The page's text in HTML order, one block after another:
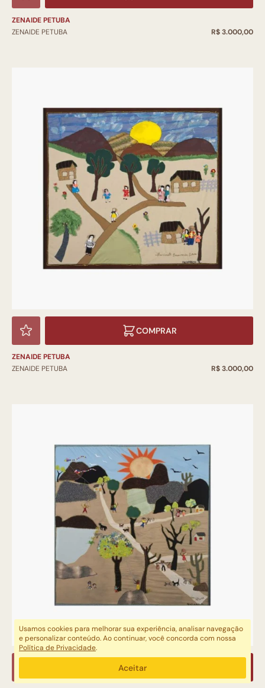
ZENAIDE PETUBA
ZENAIDE PETUBA
R$ 3.000,00
COMPRAR
ZENAIDE PETUBA
ZENAIDE PETUBA
R$ 3.000,00
COMPRAR
Usamos cookies para melhorar sua experiência, analisar navegação
e personalizar conteúdo. Ao continuar, você concorda com nossa
Política de Privacidade.
Aceitar